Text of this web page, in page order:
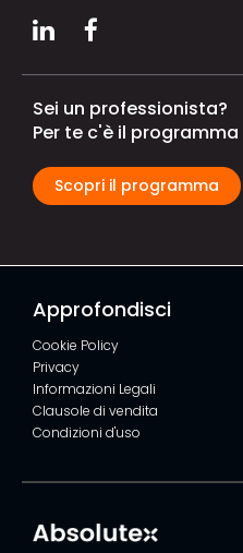
Sei un professionista?
Per te c'è il programma
Scopri il programma
Approfondisci
Cookie Policy
Privacy
Informazioni Legali
Clausole di vendita
Condizioni d'uso